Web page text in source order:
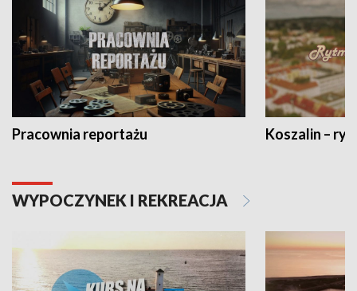
Pracownia reportażu Koszalin –
WYPOCZYNEK I REKREACJA